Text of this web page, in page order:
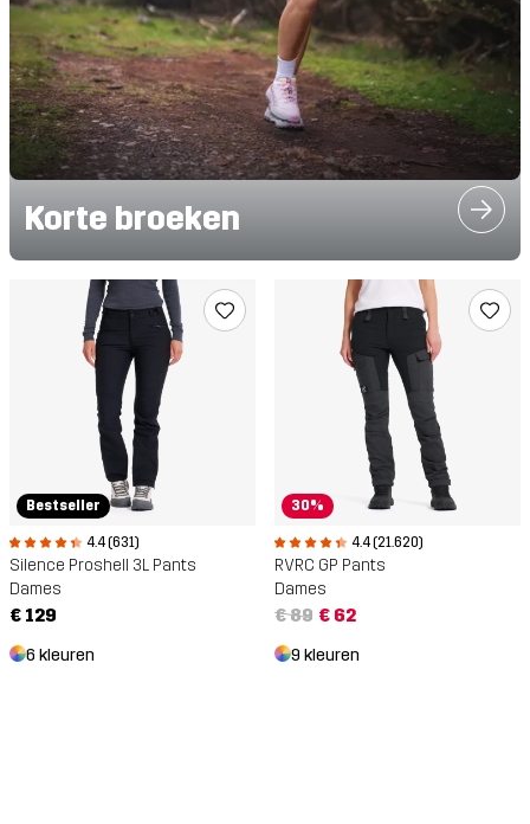
Korte broeken
Bestseller
4.4 (631)
Silence Proshell 3L Pants
Dames
€ 129
6 kleuren
30%
4.4 (21.620)
RVRC GP Pants
Dames
€ 89 € 62
9 kleuren